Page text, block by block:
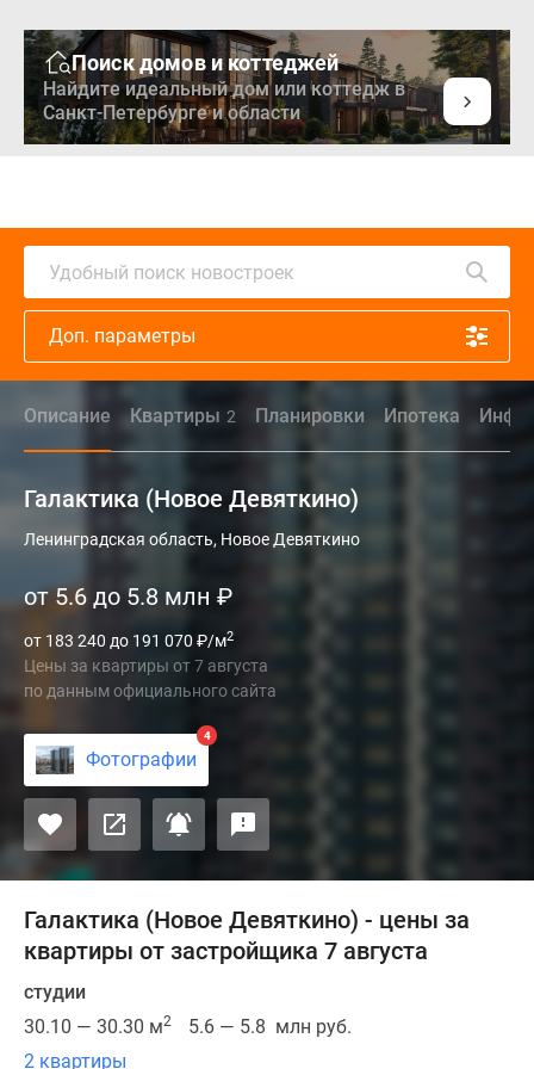
Поиск домов и коттеджей
Найдите идеальный дом или коттедж в
Санкт-Петербурге и области
Удобный поиск новостроек
Доп. параметры
Описание Квартиры 2 Планировки Ипотека
Галактика (Новое Девяткино)
Проект
возведен
Новом
Девяткино.
оформление
фасадов
выполнено
помощью
навесных
панелей,
стекла,
цветной
штукатурки
и
искусственного
Ленинградская область, Новое Девяткино
от 5.6 до 5.8 млн ₽
от 183 240 до 191 070 ₽/м2
Цены за квартиры от7 августа
по данным официального сайта
Фотографии
4
Галактика (Новое Девяткино) - цены за
квартиры от застройщика 7 августа
студии
30.10 — 30.30 м2
5.6 — 5.8 млн руб.
2 квартиры